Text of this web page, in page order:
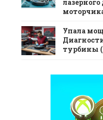
Упала
турбины